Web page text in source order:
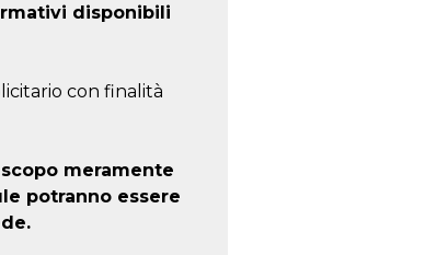
disponibili
con finalità
meramente
potranno essere